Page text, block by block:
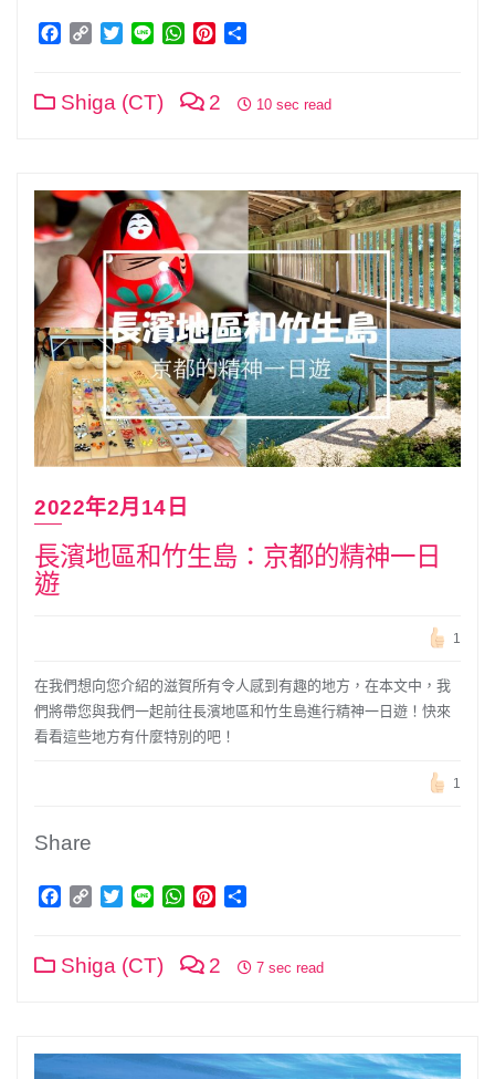
Facebook
Copy TwitterLine WhatsApp
Pinterest
Shiga (CT) 2 10 sec read
2022年2月14日
長濱地區和竹生島：京都的精神一日
遊
1
在我們想向您介紹的滋賀所有令人感到有趣的地方，在本文中，我
們將帶您與我們一起前往長濱地區和竹生島進行精神一日遊！快來
看看這些地方有什麼特別的吧！
1
Share
Facebook
Copy TwitterLine WhatsApp
Pinterest
Shiga (CT) 2 7 sec read